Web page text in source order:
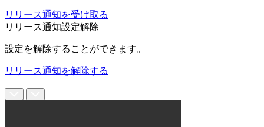
リリース通知を受け取る
リリース通知設定解除
設定を解除することができます。
リリース通知を解除する